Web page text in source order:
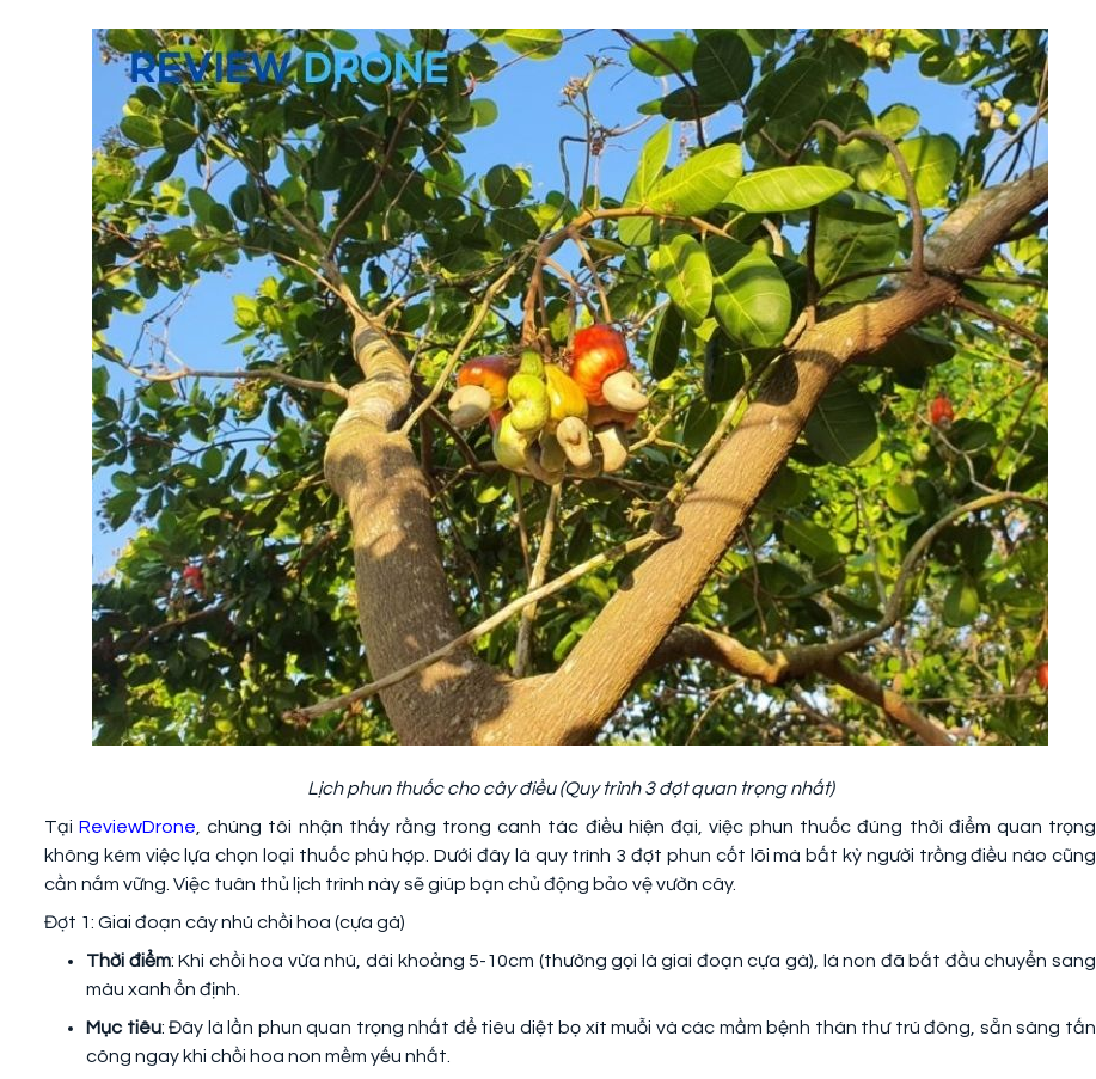
Lịch phun thuốc cho cây điều (Quy trình 3 đợt quan trọng nhất)
Tại ReviewDrone , chúng tôi nhận thấy rằng trong canh tác điều hiện đại, việc phun thuốc đúng thời điểm quan trọng
không kém việc lựa chọn loại thuốc phù hợp. Dưới đây là quy trình 3 đợt phun cốt lõi mà bất kỳ người trồng điều nào cũng
cần nắm vững. Việc tuân thủ lịch trình này sẽ giúp bạn chủ động bảo vệ vườn cây.
Đợt 1: Giai đoạn cây nhú chồi hoa (cựa gà)
Thời điểm: Khi chồi hoa vừa nhú, dài khoảng 5-10cm (thường gọi là giai đoạn cựa gà), lá non đã bắt đầu chuyển sang
màu xanh ổn định.
Mục tiêu: Đây là lần phun quan trọng nhất để tiêu diệt bọ xít muỗi và các mầm bệnh thán thư trú đông, sẵn sàng tấn
công ngay khi chồi hoa non mềm yếu nhất.